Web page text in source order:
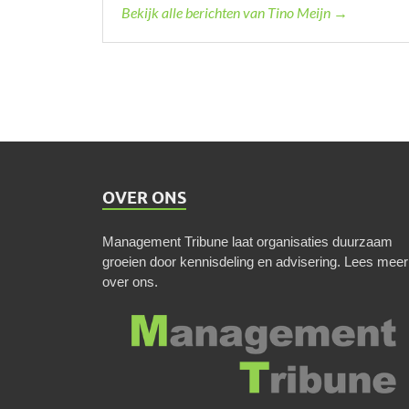
Bekijk alle berichten van Tino Meijn →
OVER ONS
Management Tribune laat organisaties duurzaam
groeien door kennisdeling en advisering. Lees meer
over ons.